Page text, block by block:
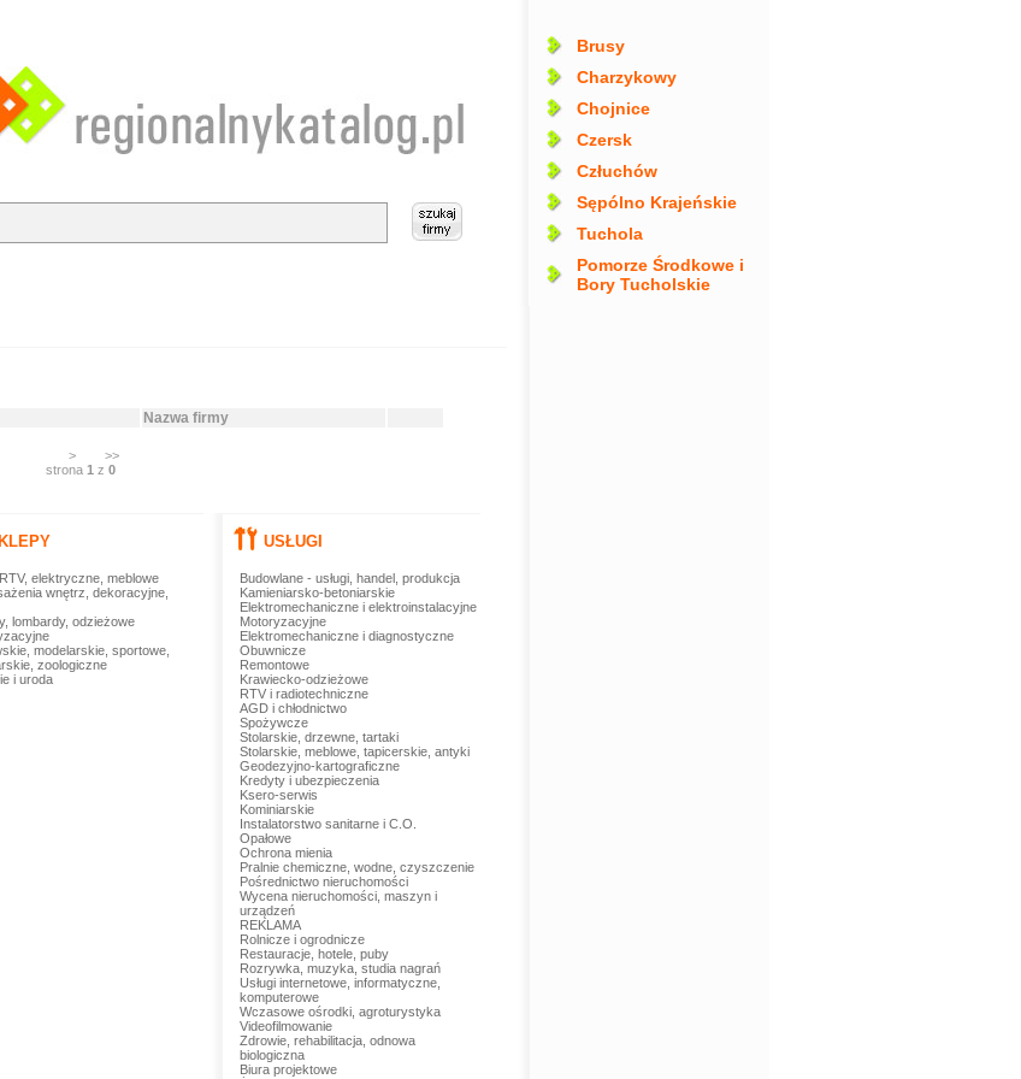
Brusy
Charzykowy
Chojnice
Czersk
Człuchów
Sępólno Krajeńskie
Tuchola
Pomorze Środkowe i
Bory Tucholskie
Nazwa firmy
>
>>
strona 1 z 0
elektryczne, meblowe
wnętrz, dekoracyjne,
lombardy, odzieżowe
modelarskie, sportowe,
zoologiczne
i uroda
USŁUGI
Budowlane - usługi, handel, produkcja
Kamieniarsko-betoniarskie
Elektromechaniczne i elektroinstalacyjne
Motoryzacyjne
Elektromechaniczne i diagnostyczne
Obuwnicze
Remontowe
Krawiecko-odzieżowe
RTV i radiotechniczne
AGD i chłodnictwo
Spożywcze
Stolarskie, drzewne, tartaki
Stolarskie, meblowe, tapicerskie, antyki
Geodezyjno-kartograficzne
Kredyty i ubezpieczenia
Ksero-serwis
Kominiarskie
Instalatorstwo sanitarne i C.O.
Opałowe
Ochrona mienia
Pralnie chemiczne, wodne, czyszczenie
Pośrednictwo nieruchomości
Wycena nieruchomości, maszyn i
urządzeń
REKLAMA
Rolnicze i ogrodnicze
Restauracje, hotele, puby
Rozrywka, muzyka, studia nagrań
Usługi internetowe, informatyczne,
komputerowe
Wczasowe ośrodki, agroturystyka
Videofilmowanie
Zdrowie, rehabilitacja, odnowa
biologiczna
Biura projektowe